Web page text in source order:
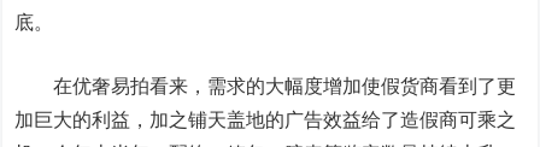
底。
在优奢易拍看来，需求的大幅度增加使假货商看到了更
加巨大的利益，加之铺天盖地的广告效益给了造假商可乘之